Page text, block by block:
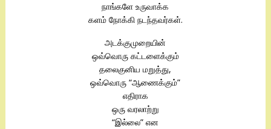
நாங்களே உருவாக்க
களம் நோக்கி நடந்தவர்கள்.
அடக்குமுறையின்
ஒவ்வொரு கட்டளைக்கும்
தலைகுனிய மறுத்து,
ஒவ்வொரு “ஆணைக்கும்”
எதிராக
ஒரு வரலாற்று
“இல்லை” என